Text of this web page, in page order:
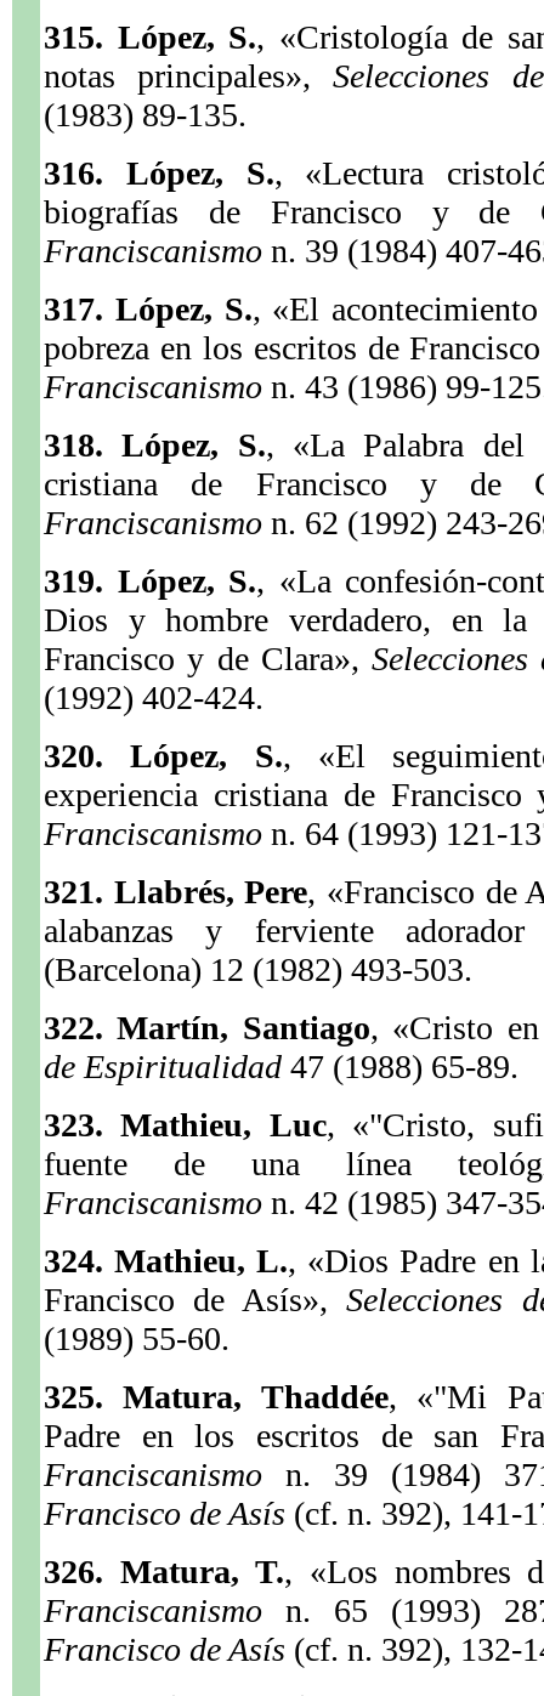
315. López, S., «Cristología de
notas principales»,Selecciones
(1983) 89-135.
316. López, S., «Lectura
biografías de Francisco y de
Franciscanismo n. 39 (1984) 407-
317. López, S., «El
pobreza en los escritos de
Franciscanismo n. 43 (1986) 99-
318. López, S., «La Palabra del
cristiana de Francisco y de
Franciscanismo n. 62 (1992) 243-
319. López, S., «La confesión-
Dios y hombre verdadero, en la
Francisco y de Clara»,
(1992) 402-424.
320. López, S., «El
experiencia cristiana de
Franciscanismo n. 64 (1993) 121-
321. Llabrés, Pere, «Francisco de
alabanzas y ferviente
(Barcelona) 12 (1982) 493-503.
322. Martín, Santiago, «Cristo
de Espiritualidad 47 (1988) 65-89.
323. Mathieu, Luc, «"Cristo,
fuente de una línea
Franciscanismo n. 42 (1985) 347-
324. Mathieu, L., «Dios Padre en
Francisco de Asís»,Selecciones
(1989) 55-60.
325. Matura, Thaddée, «"Mi
Padre en los escritos de san
Franciscanismo n. 39 (1984)
Francisco de Asís (cf. n. 392), 141-
326. Matura, T., «Los nombres
Franciscanismo n. 65 (1993)
Francisco de Asís (cf. n. 392), 132-